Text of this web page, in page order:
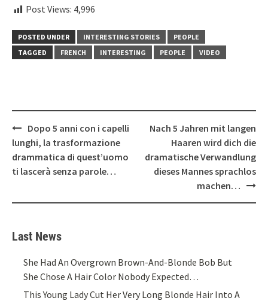
Post Views: 4,996
POSTED UNDER INTERESTING STORIES
PEOPLE
TAGGED
FRENCH INTERESTING PEOPLE VIDEO
Post
navigation
Dopo 5 anni con i capelli
lunghi, la trasformazione
drammatica di quest’uomo
ti lascerà senza parole…
Nach 5 Jahren mit langen
Haaren wird dich die
dramatische Verwandlung
dieses Mannes sprachlos
machen…
Last News
She Had An Overgrown Brown-And-Blonde Bob But
She Chose A Hair Color Nobody Expected…
This Young Lady Cut Her Very Long Blonde Hair Into A